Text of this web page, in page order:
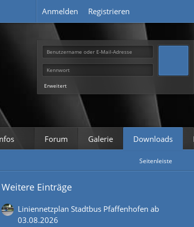
Anmelden Registrieren
Erweitert
Forum Galerie Downloads
Seitenleiste
Weitere Einträge
Liniennetzplan Stadtbus Pfaffenhofen ab
03.08.2026